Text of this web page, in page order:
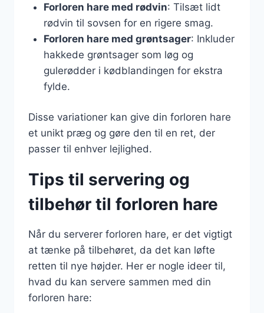
Forloren hare med rødvin: Tilsæt lidt
rødvin til sovsen for en rigere smag.
Forloren hare med grøntsager: Inkluder
hakkede grøntsager som løg og
gulerødder i kødblandingen for ekstra
fylde.
Disse variationer kan give din forloren hare
et unikt præg og gøre den til en ret, der
passer til enhver lejlighed.
Tips til servering og
tilbehør til forloren hare
Når du serverer forloren hare, er det vigtigt
at tænke på tilbehøret, da det kan løfte
retten til nye højder. Her er nogle ideer til,
hvad du kan servere sammen med din
forloren hare: